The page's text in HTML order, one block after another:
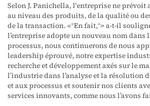
Selon J. Panichella, l'entreprise ne prévoit
au niveau des produits, de la qualité ou
de la transaction. « ° En fait,°» a-t-il
l’entreprise adopte un nouveau nom dans
processus, nous continuerons de nous
leadership éprouvé, notre expertise
recherche et développement axés sur le
l’industrie dans l’analyse et la résolution
et aux processus et soutenir nos clients
services innovants, comme nous l’avons